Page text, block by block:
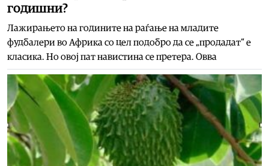
годишни?
Лажирањето на годините на раѓање на младите
фудбалери во Африка со цел подобро да се „продадат“ е
класика. Но овој пат навистина се претера. Овва